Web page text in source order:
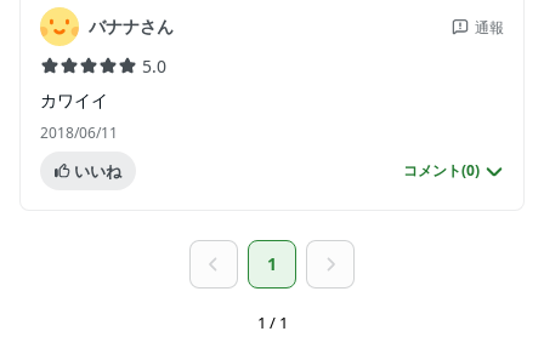
バナナさん 通報
5.0
カワイイ
2018/06/11
いいね コメント(0)
1
1 / 1